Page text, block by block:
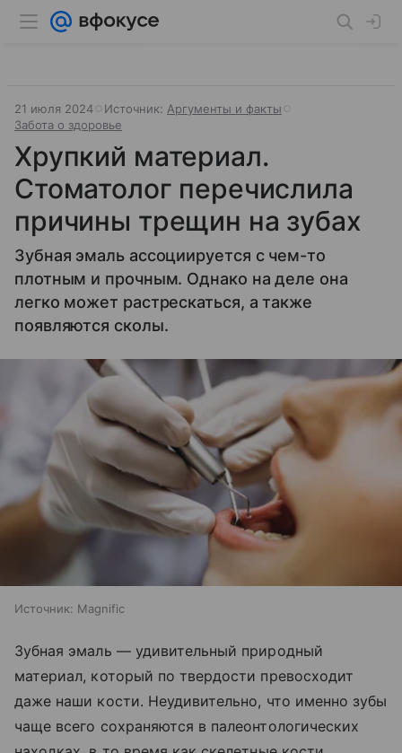
21 июля 2024 Источник: Аргументы и факты
Забота о здоровье
Хрупкий материал.
Стоматолог перечислила
причины трещин на зубах
Зубная эмаль ассоциируется с чем-то
плотным и прочным. Однако на деле она
легко может растрескаться, а также
появляются сколы.
Источник: Magnific
Зубная эмаль — удивительный природный
материал, который по твердости превосходит
даже наши кости. Неудивительно, что именно зубы
чаще всего сохраняются в палеонтологических